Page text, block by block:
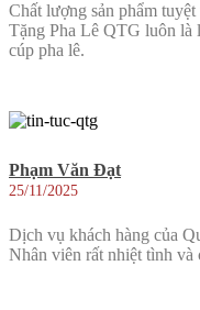
Chất lượng sản phẩm
Tặng Pha Lê QTG luôn là
cúp pha lê.
Phạm Văn Đạt
25/11/2025
Dịch vụ khách hàng của
Nhân viên rất nhiệt tình và